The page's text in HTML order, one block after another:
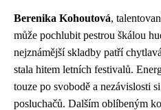
Berenika Kohoutová,
může pochlubit pestrou škálou
nejznámější skladby patří
stala hitem letních festivalů.
touze po svobodě a nezávislosti
posluchačů. Dalším oblíbeným